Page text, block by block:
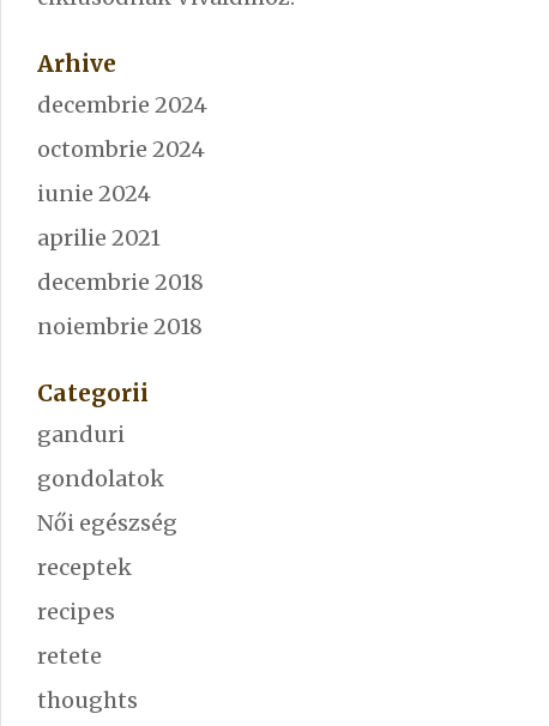
Arhive
decembrie 2024
octombrie 2024
iunie 2024
aprilie 2021
decembrie 2018
noiembrie 2018
Categorii
ganduri
gondolatok
Női egészség
receptek
recipes
retete
thoughts